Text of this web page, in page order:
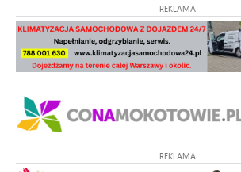
REKLAMA
REKLAMA